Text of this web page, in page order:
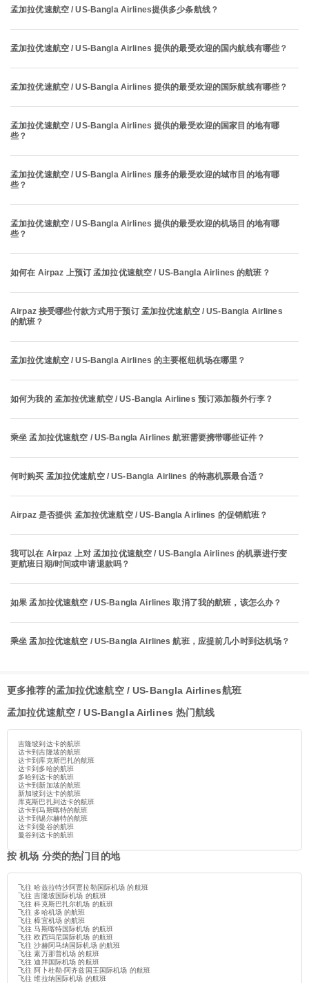
孟加拉优速航空 / US-Bangla Airlines提供多少条航线？
孟加拉优速航空 / US-Bangla Airlines 提供的最受欢迎的国内航线有哪些？
孟加拉优速航空 / US-Bangla Airlines 提供的最受欢迎的国际航线有哪些？
孟加拉优速航空 / US-Bangla Airlines 提供的最受欢迎的国家目的地有哪
些？
孟加拉优速航空 / US-Bangla Airlines 服务的最受欢迎的城市目的地有哪
些？
孟加拉优速航空 / US-Bangla Airlines 提供的最受欢迎的机场目的地有哪
些？
如何在 Airpaz 上预订 孟加拉优速航空 / US-Bangla Airlines 的航班？
Airpaz 接受哪些付款方式用于预订 孟加拉优速航空 / US-Bangla Airlines
的航班？
孟加拉优速航空 / US-Bangla Airlines 的主要枢纽机场在哪里？
如何为我的 孟加拉优速航空 / US-Bangla Airlines 预订添加额外行李？
乘坐 孟加拉优速航空 / US-Bangla Airlines 航班需要携带哪些证件？
何时购买 孟加拉优速航空 / US-Bangla Airlines 的特惠机票最合适？
Airpaz 是否提供 孟加拉优速航空 / US-Bangla Airlines 的促销航班？
我可以在 Airpaz 上对 孟加拉优速航空 / US-Bangla Airlines 的机票进行变
更航班日期/时间或申请退款吗？
如果 孟加拉优速航空 / US-Bangla Airlines 取消了我的航班，该怎么办？
乘坐 孟加拉优速航空 / US-Bangla Airlines 航班，应提前几小时到达机场？
更多推荐的孟加拉优速航空 / US-Bangla Airlines航班
孟加拉优速航空 / US-Bangla Airlines 热门航线
吉隆坡到达卡的航班
达卡到吉隆坡的航班
达卡到库克斯巴扎的航班
达卡到多哈的航班
多哈到达卡的航班
达卡到新加坡的航班
新加坡到达卡的航班
库克斯巴扎到达卡的航班
达卡到马斯喀特的航班
达卡到锡尔赫特的航班
达卡到曼谷的航班
曼谷到达卡的航班
按 机场 分类的热门目的地
飞往 哈兹拉特沙阿贾拉勒国际机场 的航班
飞往 吉隆坡国际机场 的航班
飞往 科克斯巴扎尔机场 的航班
飞往 多哈机场 的航班
飞往 樟宜机场 的航班
飞往 马斯喀特国际机场 的航班
飞往 欧西玛尼国际机场 的航班
飞往 沙赫阿马纳国际机场 的航班
飞往 素万那普机场 的航班
飞往 迪拜国际机场 的航班
飞往 阿卜杜勒-阿齐兹国王国际机场 的航班
飞往 维拉纳国际机场 的航班